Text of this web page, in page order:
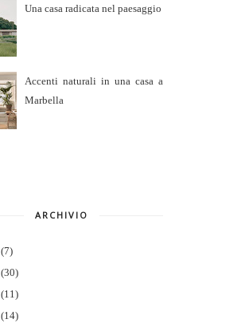
Una casa radicata nel paesaggio
Accenti naturali in una casa a
Marbella
ARCHIVIO
(7)
(30)
(11)
(14)